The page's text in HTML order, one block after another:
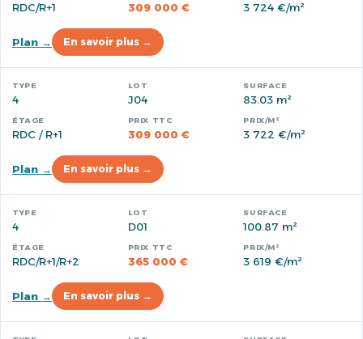
RDC/R+1 309 000 € 3 724 €/m²
Plan → En savoir plus →
4 J04 83.03 m²
RDC / R+1 309 000 € 3 722 €/m²
Plan → En savoir plus →
4 D01 100.87 m²
RDC/R+1/R+2 365 000 € 3 619 €/m²
Plan → En savoir plus →